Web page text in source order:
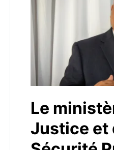
Le
Justice et